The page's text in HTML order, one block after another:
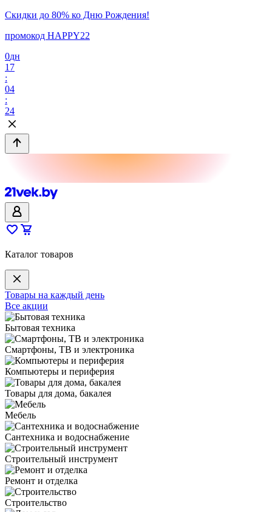
Скидки до 80% ко Дню Рождения!
промокод HAPPY22
0дн
17
:
04
:
24
Каталог товаров
Товары на каждый день
Все акции
Бытовая техника
Смартфоны, ТВ и электроника
Компьютеры и периферия
Товары для дома, бакалея
Мебель
Сантехника и водоснабжение
Строительный инструмент
Ремонт и отделка
Строительство